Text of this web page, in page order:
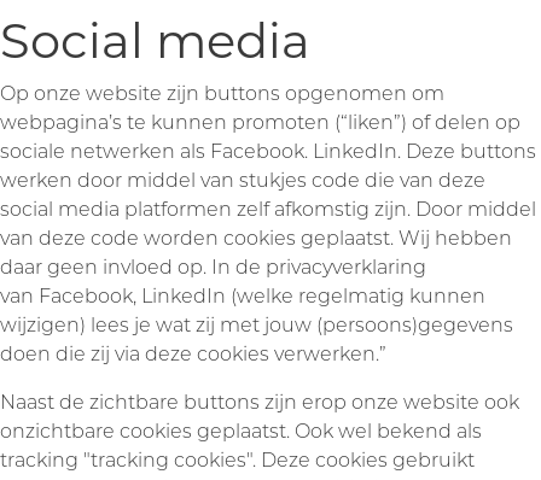
Social media
Op onze website zijn buttons opgenomen om
webpagina’s te kunnen promoten (“liken”) of delen op
sociale netwerken als Facebook. LinkedIn. Deze buttons
werken door middel van stukjes code die van deze
social media platformen zelf afkomstig zijn. Door middel
van deze code worden cookies geplaatst. Wij hebben
daar geen invloed op. In de privacyverklaring
van Facebook, LinkedIn (welke regelmatig kunnen
wijzigen) lees je wat zij met jouw (persoons)gegevens
doen die zij via deze cookies verwerken.”
Naast de zichtbare buttons zijn erop onze website ook
onzichtbare cookies geplaatst. Ook wel bekend als
tracking "tracking cookies". Deze cookies gebruikt